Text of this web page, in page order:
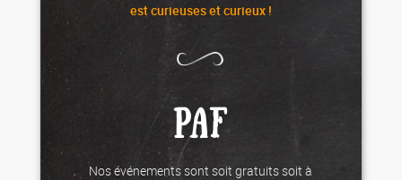
est curieuses et curieux !
PAF
Nos événements sont soit gratuits soit à